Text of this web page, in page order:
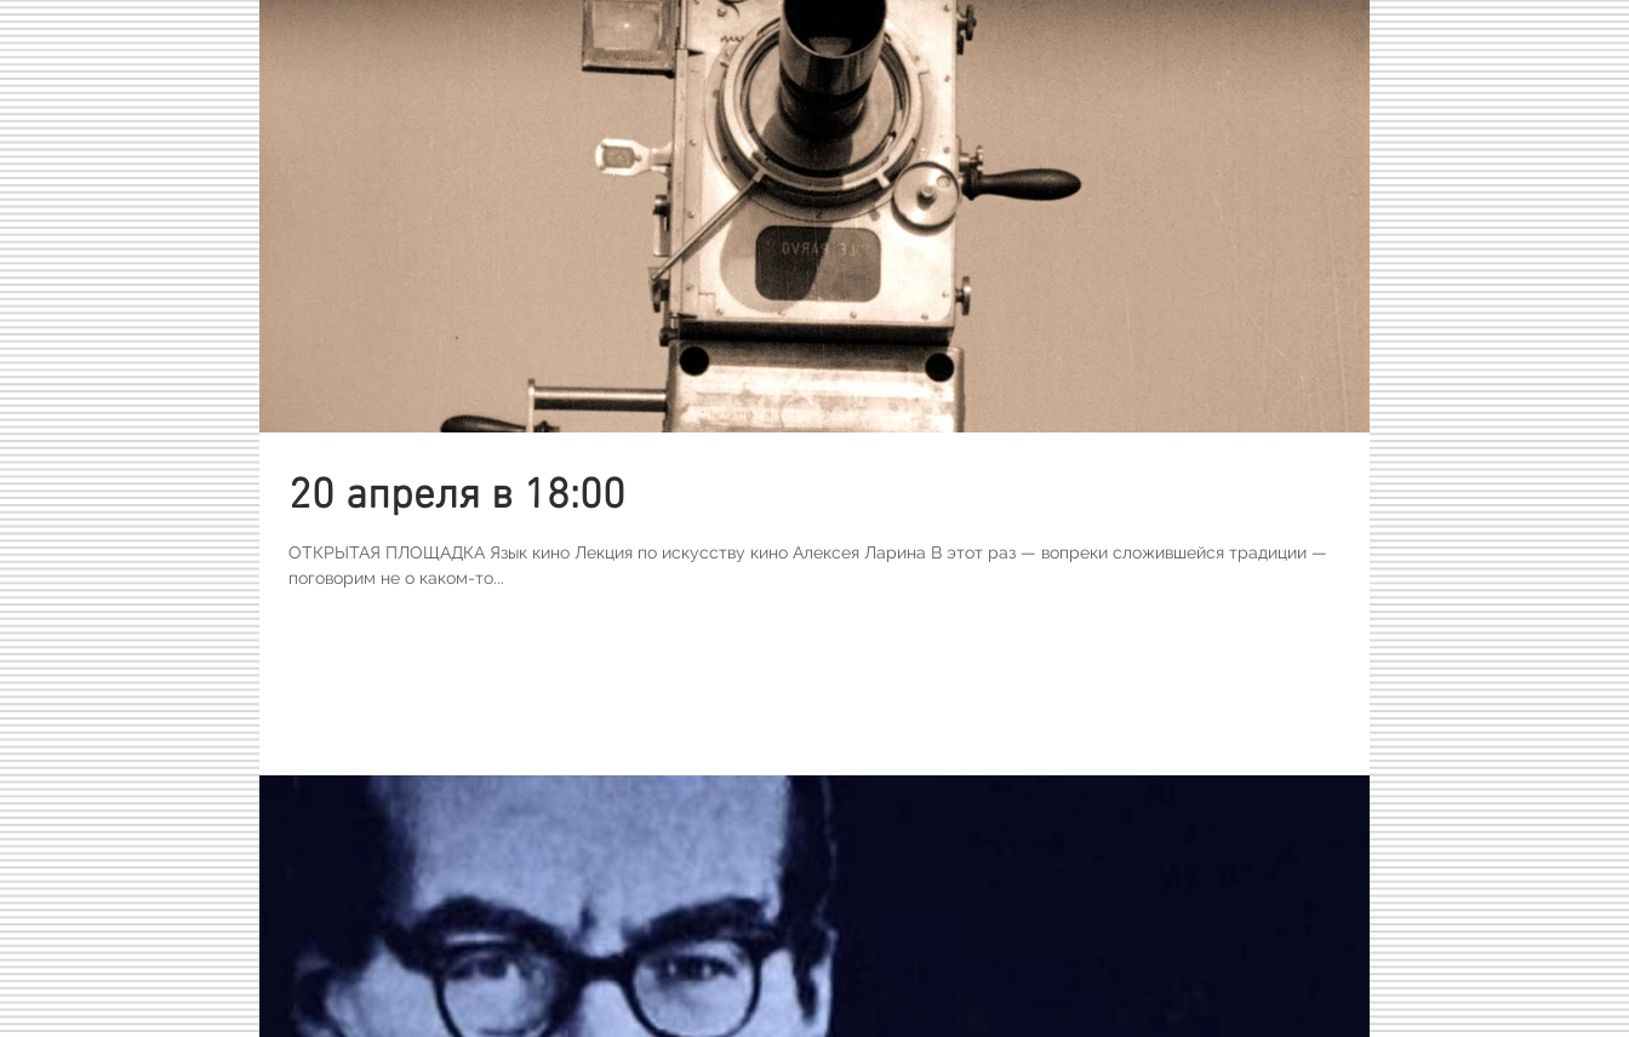
20 апреля в 18:00
ОТКРЫТАЯ ПЛОЩАДКА Язык кино Лекция по искусству кино Алексея Ларина В этот раз — вопреки сложившейся традиции —
поговорим не о каком-то...